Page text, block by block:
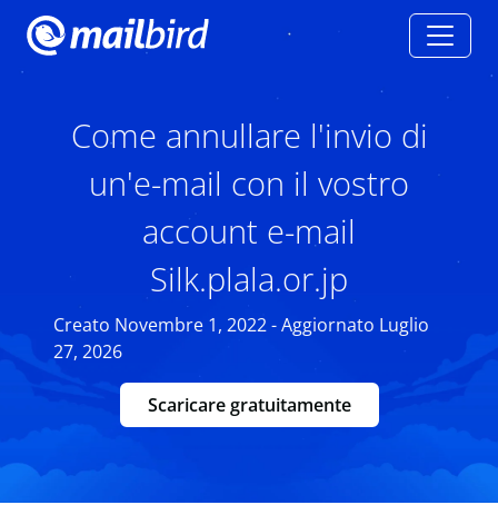
Come annullare l'invio di
un'e-mail con il vostro
account e-mail
Silk.plala.or.jp
Creato Novembre 1, 2022 - Aggiornato Luglio
27, 2026
Scaricare gratuitamente